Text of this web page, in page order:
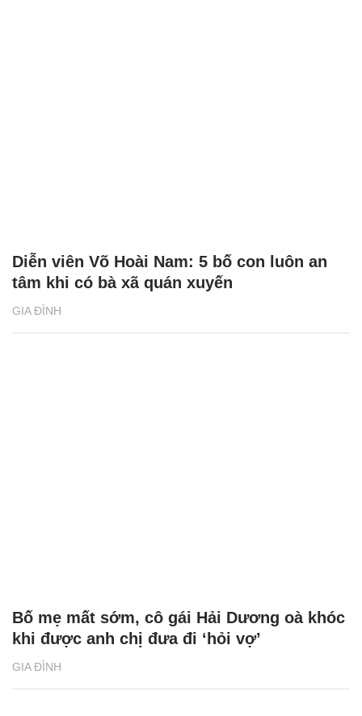
GIA ĐÌNH
Diễn viên Võ Hoài Nam: 5 bố con luôn an
tâm khi có bà xã quán xuyến
GIA ĐÌNH
Bố mẹ mất sớm, cô gái Hải Dương oà khóc
khi được anh chị đưa đi ‘hỏi vợ’